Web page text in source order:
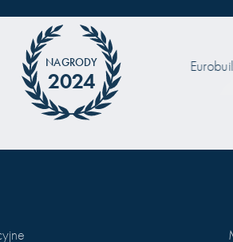
NAGRODY
2024